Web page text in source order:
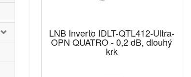
LNB Inverto IDLT-QTL412-Ultra-
OPN QUATRO - 0,2 dB, dlouhý
krk